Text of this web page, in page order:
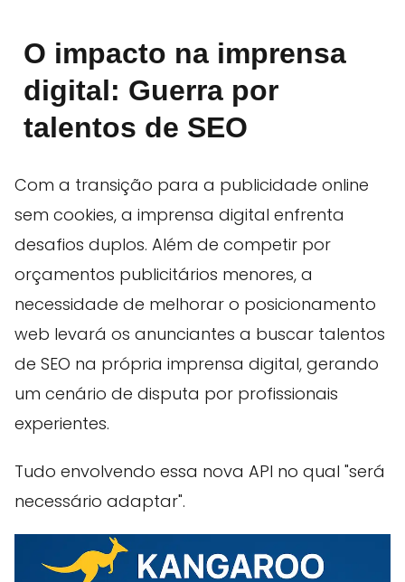
O impacto na imprensa
digital: Guerra por
talentos de SEO
Com a transição para a publicidade online
sem cookies, a imprensa digital enfrenta
desafios duplos. Além de competir por
orçamentos publicitários menores, a
necessidade de melhorar o posicionamento
web levará os anunciantes a buscar talentos
de SEO na própria imprensa digital, gerando
um cenário de disputa por profissionais
experientes.
Tudo envolvendo essa nova API no qual "será
necessário adaptar".